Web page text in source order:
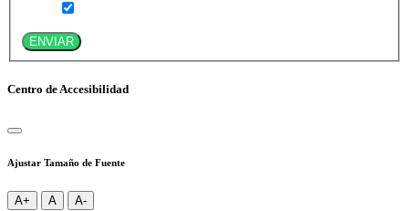
ENVIAR
Centro de Accesibilidad
Ajustar Tamaño de Fuente
A+ A A-